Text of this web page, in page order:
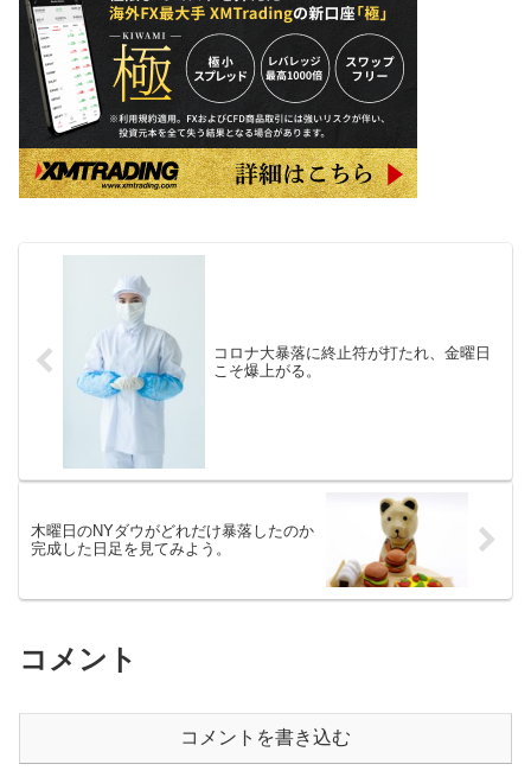
コロナ大暴落に終止符が打たれ、金曜日
こそ爆上がる。
木曜日のNYダウがどれだけ暴落したのか
完成した日足を見てみよう。
コメント
コメントを書き込む